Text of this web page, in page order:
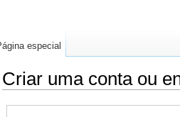
Criar uma conta ou
especial